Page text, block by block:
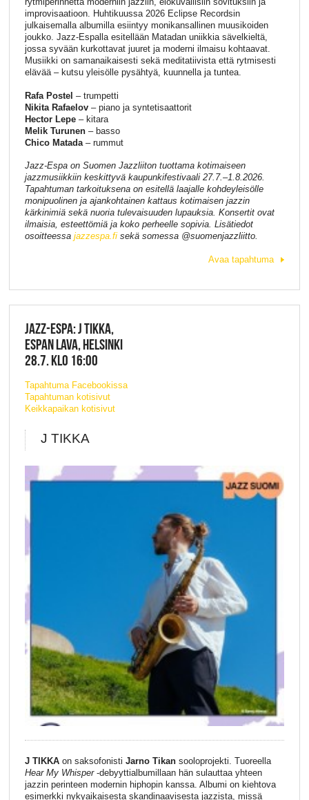
improvisaatioon. Huhtikuussa 2026 Eclipse Recordsin
julkaisemalla albumilla esiintyy monikansallinen muusikoiden
joukko. Jazz-Espalla esitellään Matadan uniikkia sävelkieltä,
jossa syvään kurkottavat juuret ja moderni ilmaisu kohtaavat.
Musiikki on samanaikaisesti sekä meditatiivista että rytmisesti
elävää – kutsu yleisölle pysähtyä, kuunnella ja tuntea.
Rafa Postel – trumpetti
Nikita Rafaelov – piano ja syntetisaattorit
Hector Lepe– kitara
Melik Turunen– basso
Chico Matada– rummut
Jazz-Espa on Suomen Jazzliiton tuottama kotimaiseen
jazzmusiikkiin keskittyvä kaupunkifestivaali 27.7.–1.8.2026.
Tapahtuman tarkoituksena on esitellä laajalle kohdeyleisölle
monipuolinen ja ajankohtainen kattaus kotimaisen jazzin
kärkinimiä sekä nuoria tulevaisuuden lupauksia. Konsertit ovat
ilmaisia, esteettömiä ja koko perheelle sopivia. Lisätiedot
osoitteessa jazzespa.fisekä somessa @suomenjazzliitto.
Avaa tapahtuma
JAZZ-ESPA: J TIKKA,
ESPAN LAVA, HELSINKI
28.7. KLO 16:00
Tapahtuma Facebookissa
Tapahtuman kotisivut
Keikkapaikan kotisivut
J TIKKA
J TIKKA on saksofonisti Jarno Tikan sooloprojekti. Tuoreella
Hear My Whisper -debyyttialbumillaan hän sulauttaa yhteen
jazzin perinteen modernin hiphopin kanssa. Albumi on kiehtova
esimerkki nykyaikaisesta skandinaavisesta jazzista, missä